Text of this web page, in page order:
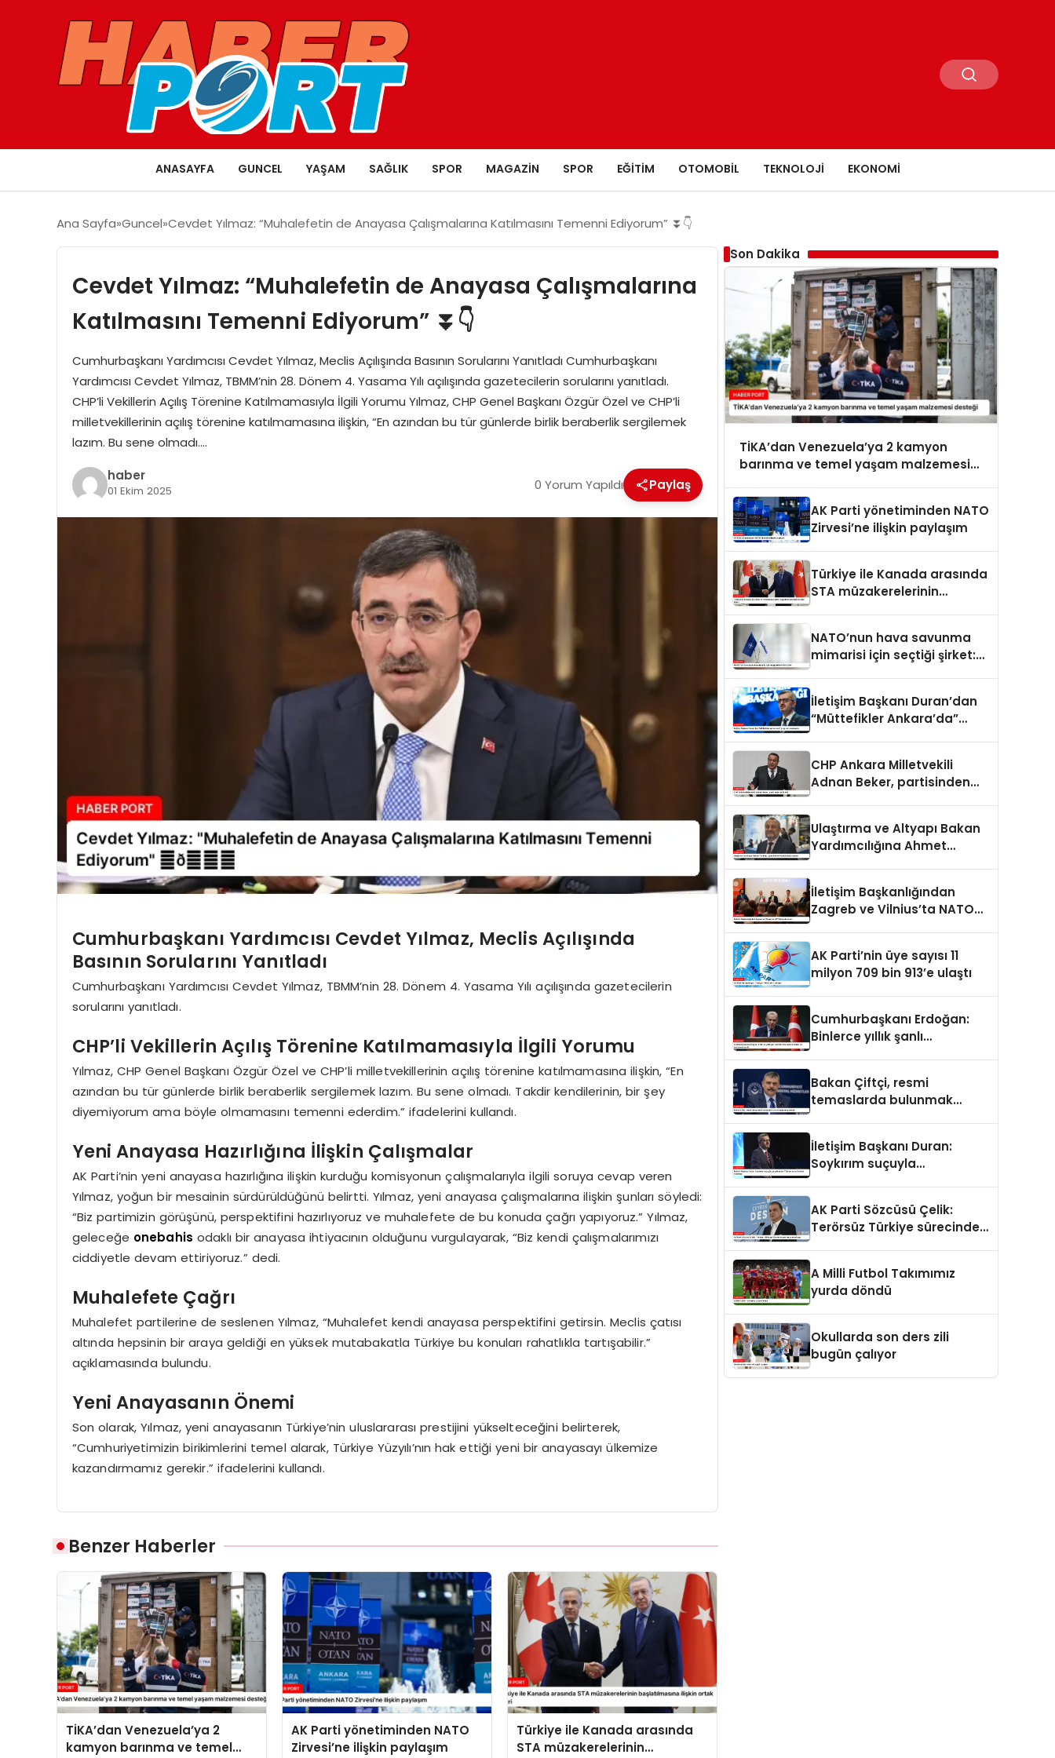
ANASAYFA GUNCEL YAŞAM SAĞLIK SPOR MAGAZIN SPOR EĞITIM OTOMOBIL TEKNOLOJI EKONOMI
Ana Sayfa Guncel Cevdet Yılmaz: “Muhalefetin de Anayasa Çalışmalarına Katılmasını Temenni Ediyorum” ⏬👇
Cevdet Yılmaz: “Muhalefetin de Anayasa Çalışmalarına
Katılmasını Temenni Ediyorum” ⏬👇
Cumhurbaşkanı Yardımcısı Cevdet Yılmaz, Meclis Açılışında Basının Sorularını Yanıtladı Cumhurbaşkanı
Yardımcısı Cevdet Yılmaz, TBMM’nin 28. Dönem 4. Yasama Yılı açılışında gazetecilerin sorularını yanıtladı.
CHP’li Vekillerin Açılış Törenine Katılmamasıyla İlgili Yorumu Yılmaz, CHP Genel Başkanı Özgür Özel ve CHP’li
milletvekillerinin açılış törenine katılmamasına ilişkin, “En azından bu tür günlerde birlik beraberlik sergilemek
lazım. Bu sene olmadı….
haber
01 Ekim 2025 0 Yorum Yapıldı Paylaş
Cumhurbaşkanı Yardımcısı Cevdet Yılmaz, Meclis Açılışında
Basının Sorularını Yanıtladı
Cumhurbaşkanı Yardımcısı Cevdet Yılmaz, TBMM’nin 28. Dönem 4. Yasama Yılı açılışında gazetecilerin
sorularını yanıtladı.
CHP’li Vekillerin Açılış Törenine Katılmamasıyla İlgili Yorumu
Yılmaz, CHP Genel Başkanı Özgür Özel ve CHP’li milletvekillerinin açılış törenine katılmamasına ilişkin, “En
azından bu tür günlerde birlik beraberlik sergilemek lazım. Bu sene olmadı. Takdir kendilerinin, bir şey
diyemiyorum ama böyle olmamasını temenni ederdim.” ifadelerini kullandı.
Yeni Anayasa Hazırlığına İlişkin Çalışmalar
AK Parti’nin yeni anayasa hazırlığına ilişkin kurduğu komisyonun çalışmalarıyla ilgili soruya cevap veren
Yılmaz, yoğun bir mesainin sürdürüldüğünü belirtti. Yılmaz, yeni anayasa çalışmalarına ilişkin şunları söyledi:
“Biz partimizin görüşünü, perspektifini hazırlıyoruz ve muhalefete de bu konuda çağrı yapıyoruz.” Yılmaz,
geleceğe onebahis odaklı bir anayasa ihtiyacının olduğunu vurgulayarak, “Biz kendi çalışmalarımızı
ciddiyetle devam ettiriyoruz.” dedi.
Muhalefete Çağrı
Muhalefet partilerine de seslenen Yılmaz, “Muhalefet kendi anayasa perspektifini getirsin. Meclis çatısı
altında hepsinin bir araya geldiği en yüksek mutabakatla Türkiye bu konuları rahatlıkla tartışabilir.”
açıklamasında bulundu.
Yeni Anayasanın Önemi
Son olarak, Yılmaz, yeni anayasanın Türkiye’nin uluslararası prestijini yükselteceğini belirterek,
“Cumhuriyetimizin birikimlerini temel alarak, Türkiye Yüzyılı’nın hak ettiği yeni bir anayasayı ülkemize
kazandırmamız gerekir.” ifadelerini kullandı.
Benzer Haberler
TİKA’dan Venezuela’ya 2
kamyon barınma ve temel
AK Parti yönetiminden NATO
Zirvesi’ne ilişkin paylaşım
Türkiye ile Kanada arasında
STA müzakerelerinin
Son Dakika
TİKA’dan Venezuela’ya 2 kamyon
barınma ve temel yaşam malzemesi
AK Parti yönetiminden NATO
Zirvesi’ne ilişkin paylaşım
Türkiye ile Kanada arasında
STA müzakerelerinin
NATO’nun hava savunma
mimarisi için seçtiği şirket:
İletişim Başkanı Duran’dan
“Müttefikler Ankara’da”
CHP Ankara Milletvekili
Adnan Beker, partisinden
Ulaştırma ve Altyapı Bakan
Yardımcılığına Ahmet
İletişim Başkanlığından
Zagreb ve Vilnius’ta NATO
AK Parti’nin üye sayısı 11
milyon 709 bin 913’e ulaştı
Cumhurbaşkanı Erdoğan:
Binlerce yıllık şanlı
Bakan Çiftçi, resmi
temaslarda bulunmak
İletişim Başkanı Duran:
Soykırım suçuyla
AK Parti Sözcüsü Çelik:
Terörsüz Türkiye sürecinde
A Milli Futbol Takımımız
yurda döndü
Okullarda son ders zili
bugün çalıyor